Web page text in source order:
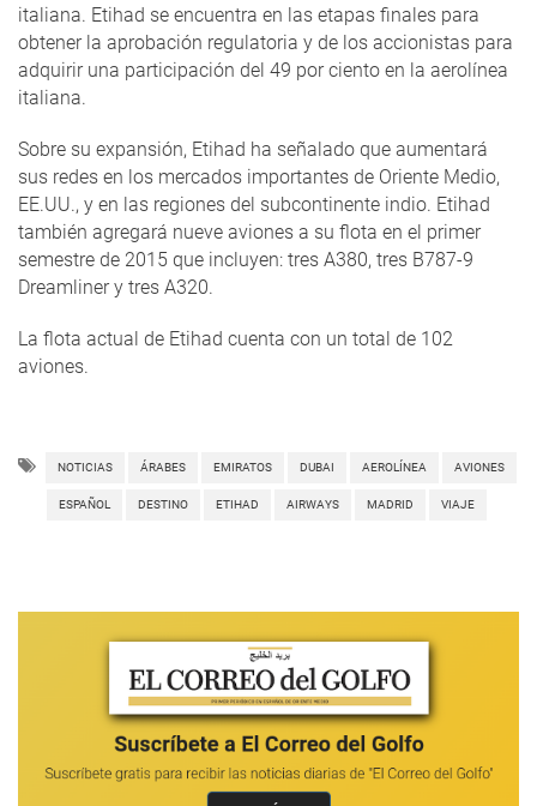
italiana. Etihad se encuentra en las etapas finales para
obtener la aprobación regulatoria y de los accionistas para
adquirir una participación del 49 por ciento en la aerolínea
italiana.
Sobre su expansión, Etihad ha señalado que aumentará
sus redes en los mercados importantes de Oriente Medio,
EE.UU., y en las regiones del subcontinente indio. Etihad
también agregará nueve aviones a su flota en el primer
semestre de 2015 que incluyen: tres A380, tres B787-9
Dreamliner y tres A320.
La flota actual de Etihad cuenta con un total de 102
aviones.
NOTICIAS ÁRABES EMIRATOS DUBAI AEROLÍNEA AVIONES
ESPAÑOL DESTINO ETIHAD AIRWAYS MADRID VIAJE